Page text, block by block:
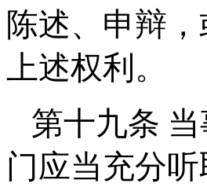
陈述、申辩
上述权利。
第十九条
门应当充分